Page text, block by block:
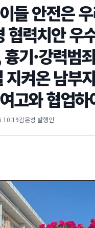
들 안전은
협력치안 우
기·강력범
지켜온 남부
고와 협업
10:19김은성 발행인